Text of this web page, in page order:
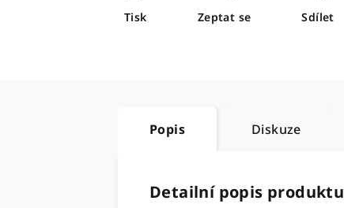
Tisk Zeptat se Sdílet
Popis Diskuze
Detailní popis produktu